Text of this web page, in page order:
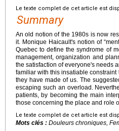
Le texte complet de cet article est
Summary
An old notion of the 1980s is now
it. Monique Haicault's notion of
Quebec to define the syndrome of
management, organization and
the satisfaction of everyone's needs
familiar with this insatiable
they have made of us. The
escaping such an overload.
patients, by becoming the main
those concerning the place and role
Le texte complet de cet article est
Mots clés : Douleurs chroniques,